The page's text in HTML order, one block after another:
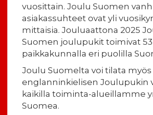
vuosittain. Joulu Suomen
asiakassuhteet ovat yli
mittaisia. Jouluaattona 2025
Suomen joulupukit toimivat
paikkakunnalla eri puolilla
Joulu Suomelta voi tilata myös
englanninkielisen Joulupukin
kaikilla toiminta-alueillamme
Suomea.